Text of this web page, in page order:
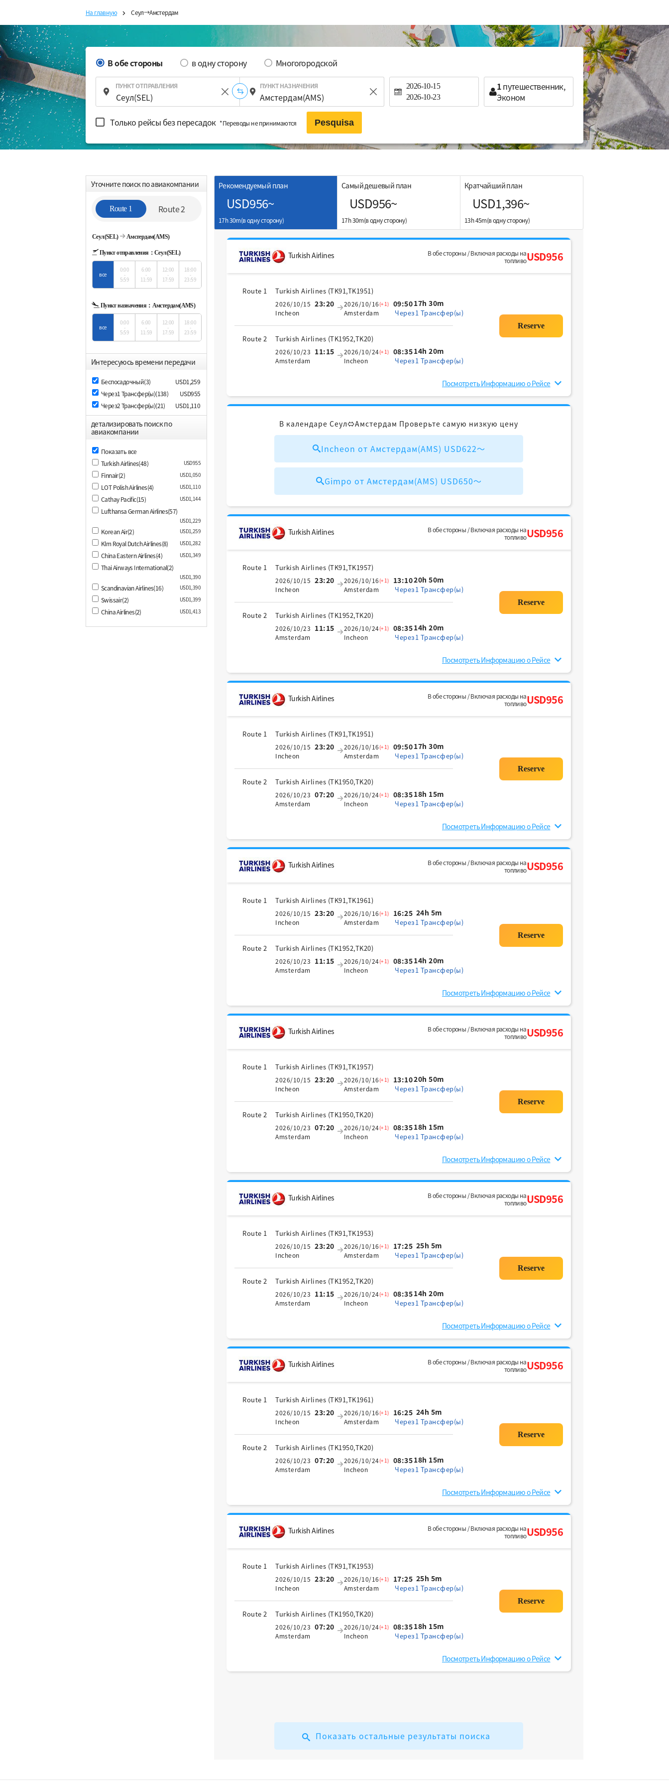
На главную Сеул→Амстердам
В обе стороны в одну сторону Многогородской
ПУНКТ ОТПРАВЛЕНИЯ ПУНКТ НАЗНАЧЕНИЯ 2026-10-15
2026-10-23
1путешественник,
Эконом
Только рейсы без пересадок *Переводы не принимаются Pesquisa
Уточните поиск по авиакомпании
Route 1 Route 2
Сеул(SEL) Амстердам(AMS)
Пункт отправления：Сеул(SEL)
все
0:00
-
5:59
6:00
-
11:59
12:00
-
17:59
18:00
-
23:59
Пункт назначения： Амстердам(AMS)
все
0:00
-
5:59
6:00
-
11:59
12:00
-
17:59
18:00
-
23:59
Интересуюсь времени передачи
Беспосадочный(3)
USD1,259
Через1 Трансфер(ы)(138)
USD955
Через2 Трансфер(ы)(21)
USD1,110
детализировать поиск по
авиакомпании
Показать все
Turkish Airlines(48)
USD955
Finnair(2) USD1,050
LOT Polish Airlines(4) USD1,110
Cathay Pacific(15) USD1,144
Lufthansa German Airlines(57)
USD1,229
Korean Air(2) USD1,259
Klm Royal Dutch Airlines(8) USD1,282
China Eastern Airlines(4) USD1,349
Thai Airways International(2)
USD1,390
Scandinavian Airlines(16) USD1,390
Swissair(2) USD1,399
China Airlines(2) USD1,413
Рекомендуемый план
USD956~
17h 30m(в одну сторону)
Самый дешевый план
USD956~
17h 30m(в одну сторону)
Кратчайший план
USD1,396~
13h 45m(в одну сторону)
Turkish Airlines
В обе стороны / Включая расходы на
топливоUSD956
Route 1 Turkish Airlines (TK91,TK1951)
2026/10/15 23:20
Incheon
2026/10/16 (+1) 09:50
Amsterdam
17h 30m
Через1 Трансфер(ы)
Route 2 Turkish Airlines (TK1952,TK20)
2026/10/23 11:15
Amsterdam
2026/10/24(+1) 08:35
Incheon
14h 20m
Через1 Трансфер(ы)
Посмотреть Информацию о Рейсе
В календаре Сеул⇔Амстердам Проверьте самую низкую цену
Incheon от Амстердам(AMS) USD622～
Gimpo от Амстердам(AMS) USD650～
Turkish Airlines
В обе стороны / Включая расходы на
топливоUSD956
Route 1 Turkish Airlines (TK91,TK1957)
2026/10/15 23:20
Incheon
2026/10/16 (+1) 13:10
Amsterdam
20h 50m
Через1 Трансфер(ы)
Route 2 Turkish Airlines (TK1952,TK20)
2026/10/23 11:15
Amsterdam
2026/10/24(+1) 08:35
Incheon
14h 20m
Через1 Трансфер(ы)
Посмотреть Информацию о Рейсе
Turkish Airlines
В обе стороны / Включая расходы на
топливоUSD956
Route 1 Turkish Airlines (TK91,TK1951)
2026/10/15 23:20
Incheon
2026/10/16 (+1) 09:50
Amsterdam
17h 30m
Через1 Трансфер(ы)
Route 2 Turkish Airlines (TK1950,TK20)
2026/10/23 07:20
Amsterdam
2026/10/24(+1) 08:35
Incheon
18h 15m
Через1 Трансфер(ы)
Посмотреть Информацию о Рейсе
Turkish Airlines
В обе стороны / Включая расходы на
топливоUSD956
Route 1 Turkish Airlines (TK91,TK1961)
2026/10/15 23:20
Incheon
2026/10/16 (+1) 16:25
Amsterdam
24h 5m
Через1 Трансфер(ы)
Route 2 Turkish Airlines (TK1952,TK20)
2026/10/23 11:15
Amsterdam
2026/10/24(+1) 08:35
Incheon
14h 20m
Через1 Трансфер(ы)
Посмотреть Информацию о Рейсе
Turkish Airlines
В обе стороны / Включая расходы на
топливоUSD956
Route 1 Turkish Airlines (TK91,TK1957)
2026/10/15 23:20
Incheon
2026/10/16 (+1) 13:10
Amsterdam
20h 50m
Через1 Трансфер(ы)
Route 2 Turkish Airlines (TK1950,TK20)
2026/10/23 07:20
Amsterdam
2026/10/24(+1) 08:35
Incheon
18h 15m
Через1 Трансфер(ы)
Посмотреть Информацию о Рейсе
Turkish Airlines
В обе стороны / Включая расходы на
топливоUSD956
Route 1 Turkish Airlines (TK91,TK1953)
2026/10/15 23:20
Incheon
2026/10/16 (+1) 17:25
Amsterdam
25h 5m
Через1 Трансфер(ы)
Route 2 Turkish Airlines (TK1952,TK20)
2026/10/23 11:15
Amsterdam
2026/10/24(+1) 08:35
Incheon
14h 20m
Через1 Трансфер(ы)
Посмотреть Информацию о Рейсе
Turkish Airlines
В обе стороны / Включая расходы на
топливоUSD956
Route 1 Turkish Airlines (TK91,TK1961)
2026/10/15 23:20
Incheon
2026/10/16 (+1) 16:25
Amsterdam
24h 5m
Через1 Трансфер(ы)
Route 2 Turkish Airlines (TK1950,TK20)
2026/10/23 07:20
Amsterdam
2026/10/24(+1) 08:35
Incheon
18h 15m
Через1 Трансфер(ы)
Посмотреть Информацию о Рейсе
Turkish Airlines
В обе стороны / Включая расходы на
топливоUSD956
Route 1 Turkish Airlines (TK91,TK1953)
2026/10/15 23:20
Incheon
2026/10/16 (+1) 17:25
Amsterdam
25h 5m
Через1 Трансфер(ы)
Route 2 Turkish Airlines (TK1950,TK20)
2026/10/23 07:20
Amsterdam
2026/10/24(+1) 08:35
Incheon
18h 15m
Через1 Трансфер(ы)
Посмотреть Информацию о Рейсе
Показать остальные результаты поиска